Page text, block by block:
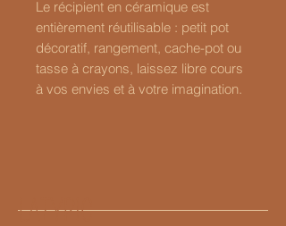
Le récipient en céramique est
entièrement réutilisable : petit pot
décoratif, rangement, cache-pot ou
tasse à crayons, laissez libre cours
à vos envies et à votre imagination.
LATYPIC